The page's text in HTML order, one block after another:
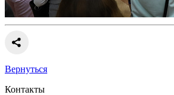
Вернуться
Контакты